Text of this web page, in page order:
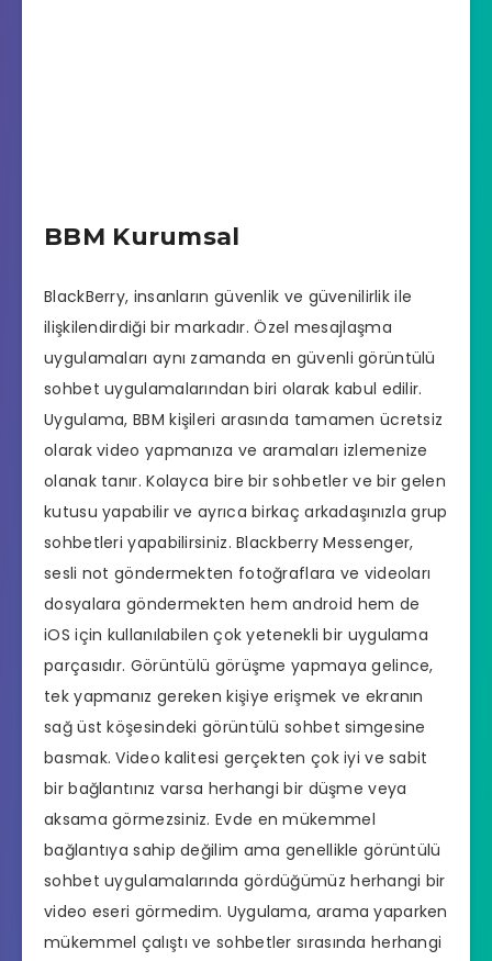
BBM Kurumsal
BlackBerry, insanların güvenlik ve güvenilirlik ile
ilişkilendirdiği bir markadır. Özel mesajlaşma
uygulamaları aynı zamanda en güvenli görüntülü
sohbet uygulamalarından biri olarak kabul edilir.
Uygulama, BBM kişileri arasında tamamen ücretsiz
olarak video yapmanıza ve aramaları izlemenize
olanak tanır. Kolayca bire bir sohbetler ve bir gelen
kutusu yapabilir ve ayrıca birkaç arkadaşınızla grup
sohbetleri yapabilirsiniz. Blackberry Messenger,
sesli not göndermekten fotoğraflara ve videoları
dosyalara göndermekten hem android hem de
iOS için kullanılabilen çok yetenekli bir uygulama
parçasıdır. Görüntülü görüşme yapmaya gelince,
tek yapmanız gereken kişiye erişmek ve ekranın
sağ üst köşesindeki görüntülü sohbet simgesine
basmak. Video kalitesi gerçekten çok iyi ve sabit
bir bağlantınız varsa herhangi bir düşme veya
aksama görmezsiniz. Evde en mükemmel
bağlantıya sahip değilim ama genellikle görüntülü
sohbet uygulamalarında gördüğümüz herhangi bir
video eseri görmedim. Uygulama, arama yaparken
mükemmel çalıştı ve sohbetler sırasında herhangi